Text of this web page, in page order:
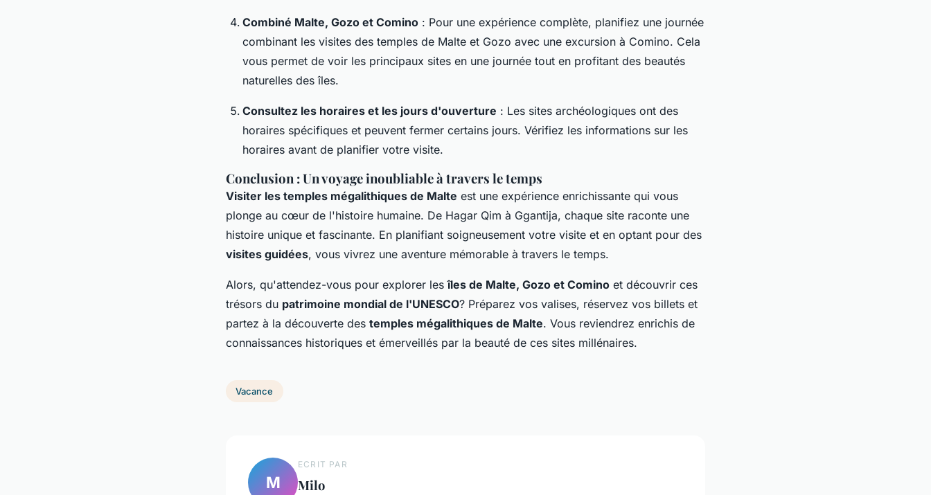
Combiné Malte, Gozo et Comino : Pour une expérience complète, planifiez une journée
combinant les visites des temples de Malte et Gozo avec une excursion à Comino. Cela
vous permet de voir les principaux sites en une journée tout en profitant des beautés
naturelles des îles.
Consultez les horaires et les jours d'ouverture : Les sites archéologiques ont des
horaires spécifiques et peuvent fermer certains jours. Vérifiez les informations sur les
horaires avant de planifier votre visite.
Conclusion : Un voyage inoubliable à travers le temps
Visiter les temples mégalithiques de Malte est une expérience enrichissante qui vous
plonge au cœur de l'histoire humaine. De Hagar Qim à Ggantija, chaque site raconte une
histoire unique et fascinante. En planifiant soigneusement votre visite et en optant pour des
visites guidées, vous vivrez une aventure mémorable à travers le temps.
Alors, qu'attendez-vous pour explorer lesîles de Malte, Gozo et Comino et découvrir ces
trésors du patrimoine mondial de l'UNESCO? Préparez vos valises, réservez vos billets et
partez à la découverte des temples mégalithiques de Malte. Vous reviendrez enrichis de
connaissances historiques et émerveillés par la beauté de ces sites millénaires.
Vacance
M
ECRIT PAR
Milo